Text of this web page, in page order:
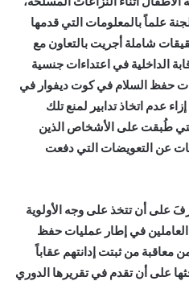
علماً بالمعلومات التي قدمها
شاملة أجريت بالتعاون مع
الداخلية في اعتداءات جنسية
حفظ السلام في كوت ديفوار في
إزاء عدم اتخاذ تدابير لمنع تلك
طُبقت على الأشخاص الذين
عن التعويضات التي دفعت
على أن تتخذ على وجه الأولوية
العاملين في إطار عمليات حفظ
معاقبة من ثبتت إدانتهم عقاباً
على أن تقدم في تقريرها الدوري